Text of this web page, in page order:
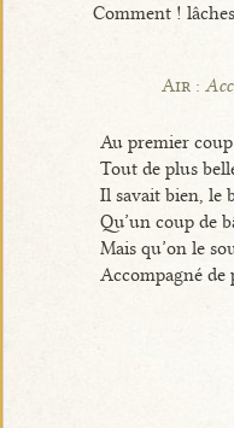
Comment !
Air :
Au premier coup
Tout de plus
Il savait bien, le
Qu’un coup de
Mais qu’on le
Accompagné de